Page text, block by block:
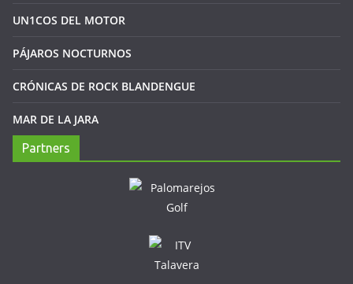
UN1COS DEL MOTOR
PÁJAROS NOCTURNOS
CRÓNICAS DE ROCK BLANDENGUE
MAR DE LA JARA
Partners